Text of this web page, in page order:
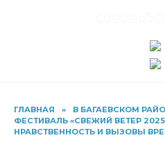
ГЛАВНАЯ » В БАГАЕВСКОМ
ФЕСТИВАЛЬ «СВЕЖИЙ ВЕТЕР
НРАВСТВЕННОСТЬ И ВЫЗОВЫ